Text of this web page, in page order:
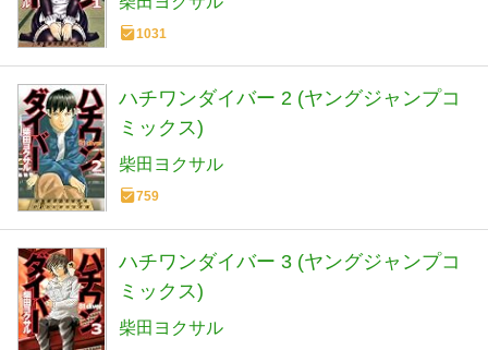
1031
ハチワンダイバー 2 (ヤングジャンプコ
ミックス)
柴田ヨクサル
759
ハチワンダイバー 3 (ヤングジャンプコ
ミックス)
柴田ヨクサル